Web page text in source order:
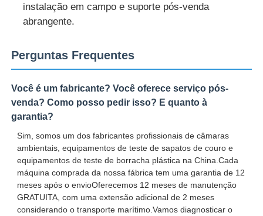
instalação em campo e suporte pós-venda
abrangente.
Perguntas Frequentes
Você é um fabricante? Você oferece serviço pós-
venda? Como posso pedir isso? E quanto à
garantia?
Sim, somos um dos fabricantes profissionais de câmaras
ambientais, equipamentos de teste de sapatos de couro e
equipamentos de teste de borracha plástica na China.Cada
máquina comprada da nossa fábrica tem uma garantia de 12
meses após o envioOferecemos 12 meses de manutenção
GRATUITA, com uma extensão adicional de 2 meses
considerando o transporte marítimo.Vamos diagnosticar o